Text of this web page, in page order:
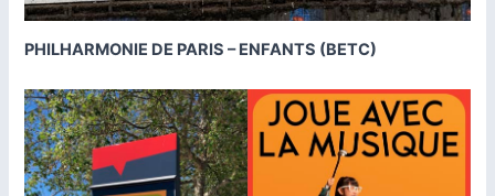
PHILHARMONIE DE PARIS – ENFANTS (BETC)